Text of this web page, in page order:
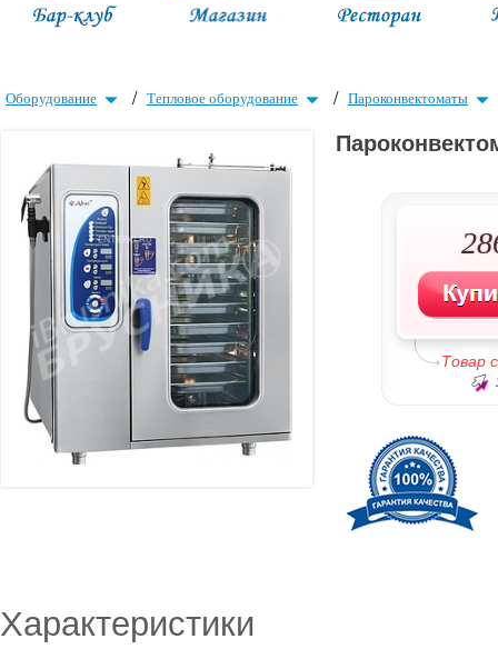
Оборудование / Тепловое оборудование / Пароконвектоматы
Товар
Характеристики